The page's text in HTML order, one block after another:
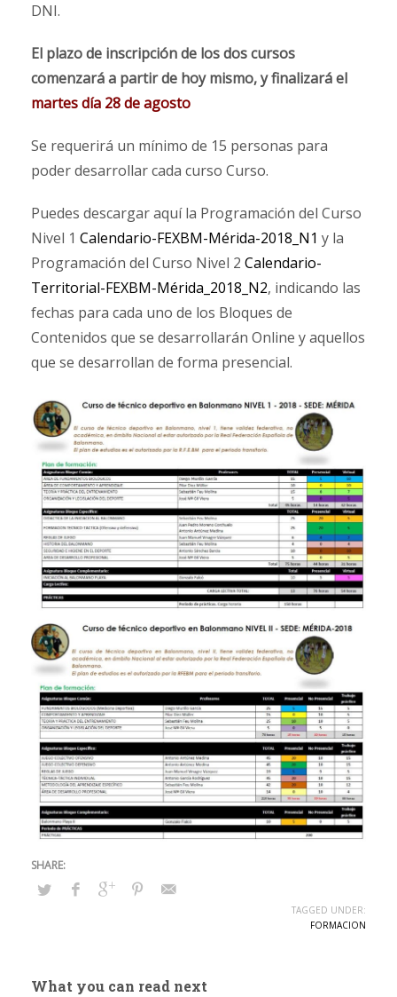
DNI.
El plazo de inscripción de los dos cursos
comenzará a partir de hoy mismo, y finalizará el
martes día 28 de agosto
Se requerirá un mínimo de 15 personas para
poder desarrollar cada curso Curso.
Puedes descargar aquí la Programación del Curso
Nivel 1 Calendario-FEXBM-Mérida-2018_N1 y la
Programación del Curso Nivel 2 Calendario-
Territorial-FEXBM-Mérida_2018_N2, indicando las
fechas para cada uno de los Bloques de
Contenidos que se desarrollarán Online y aquellos
que se desarrollan de forma presencial.
TAGGED UNDER:
FORMACION
What you can read next